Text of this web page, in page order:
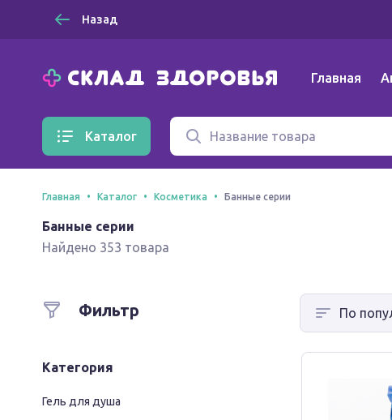
Назад
Главная
Каталог
Главная Каталог Косметика Банные серии
Банные серии
Найдено 353 товара
Фильтр
Категория
Гель для душа